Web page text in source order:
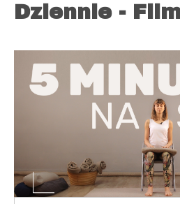
Dziennie -